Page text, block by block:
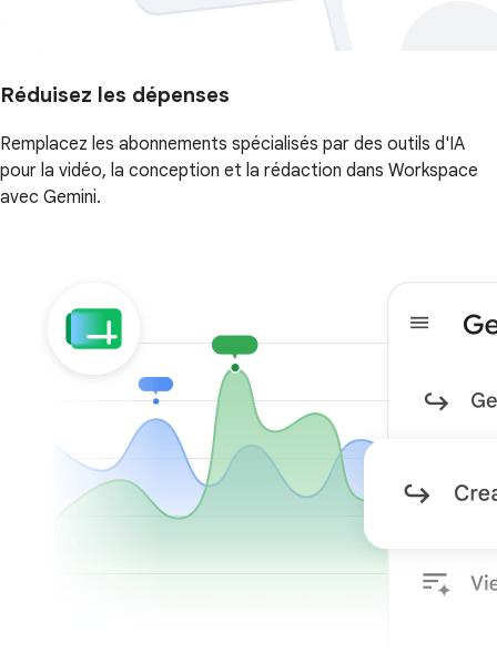
Réduisez les dépenses
Remplacez les abonnements spécialisés par des outils d'IA
pour la vidéo, la conception et la rédaction dans Workspace
avec Gemini.